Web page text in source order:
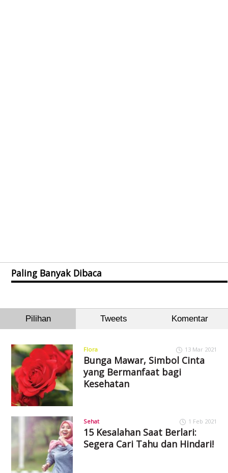
Paling Banyak Dibaca
Pilihan Tweets Komentar
Flora 13 Mar 2021
Bunga Mawar, Simbol Cinta
yang Bermanfaat bagi
Kesehatan
Sehat 1 Feb 2021
15 Kesalahan Saat Berlari:
Segera Cari Tahu dan Hindari!